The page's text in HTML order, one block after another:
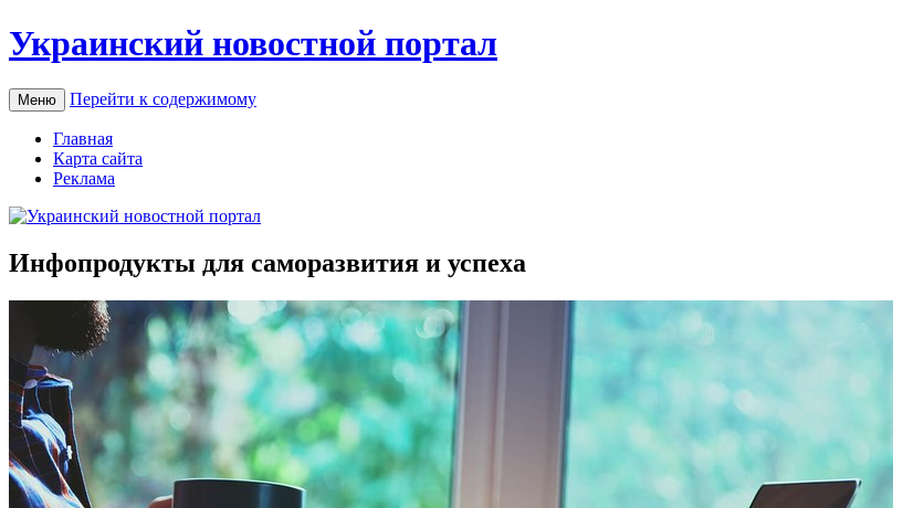
Украинский новостной портал
Меню Перейти к содержимому
Главная
Карта сайта
Реклама
Инфопродукты для саморазвития и успеха